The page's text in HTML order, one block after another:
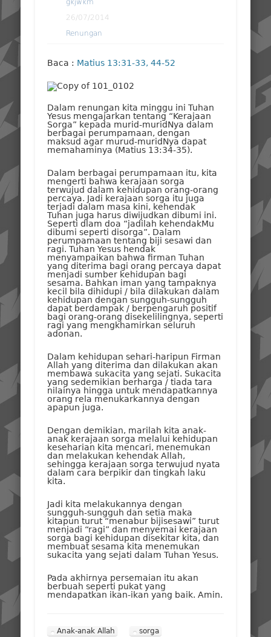
gkjwkm
26/07/2014
Renungan
Baca : Matius 13:31-33, 44-52
Dalam renungan kita minggu ini Tuhan
Yesus mengajarkan tentang “Kerajaan
Sorga” kepada murid-muridNya dalam
berbagai perumpamaan, dengan
maksud agar murud-muridNya dapat
memahaminya (Matius 13:34-35).
Dalam berbagai perumpamaan itu, kita
mengerti bahwa kerajaan sorga
terwujud dalam kehidupan orang-orang
percaya. Jadi kerajaan sorga itu juga
terjadi dalam masa kini, kehendak
Tuhan juga harus diwijudkan dibumi ini.
Seperti dlam doa “jadilah kehendakMu
dibumi seperti disorga”. Dalam
perumpamaan tentang biji sesawi dan
ragi. Tuhan Yesus hendak
menyampaikan bahwa firman Tuhan
yang diterima bagi orang percaya dapat
menjadi sumber kehidupan bagi
sesama. Bahkan iman yang tampaknya
kecil bila dihidupi / bila dilakukan dalam
kehidupan dengan sungguh-sungguh
dapat berdampak / berpengaruh positif
bagi orang-orang disekelilingnya, seperti
ragi yang mengkhamirkan seluruh
adonan.
Dalam kehidupan sehari-haripun Firman
Allah yang diterima dan dilakukan akan
membawa sukacita yang sejati. Sukacita
yang sedemikian berharga / tiada tara
nilainya hingga untuk mendapatkannya
orang rela menukarkannya dengan
apapun juga.
Dengan demikian, marilah kita anak-
anak kerajaan sorga melalui kehidupan
keseharian kita mencari, menemukan
dan melakukan kehendak Allah,
sehingga kerajaan sorga terwujud nyata
dalam cara berpikir dan tingkah laku
kita.
Jadi kita melakukannya dengan
sungguh-sungguh dan setia maka
kitapun turut “menabur bijisesawi” turut
menjadi “ragi” dan menyemai kerajaan
sorga bagi kehidupan disekitar kita, dan
membuat sesama kita menemukan
sukacita yang sejati dalam Tuhan Yesus.
Pada akhirnya persemaian itu akan
berbuah seperti pukat yang
mendapatkan ikan-ikan yang baik. Amin.
Anak-anak Allah sorga